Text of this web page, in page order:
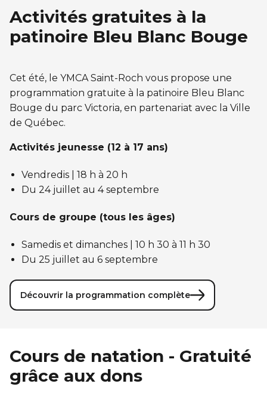
Activités gratuites à la
patinoire Bleu Blanc Bouge
Cet été, le YMCA Saint-Roch vous propose une
programmation gratuite à la patinoire Bleu Blanc
Bouge du parc Victoria, en partenariat avec la Ville
de Québec.
Activités jeunesse (12 à 17 ans)
Vendredis | 18 h à 20 h
Du 24 juillet au 4 septembre
Cours de groupe (tous les âges)
Samedis et dimanches | 10 h 30 à 11 h 30
Du 25 juillet au 6 septembre
Découvrir la programmation complète
Cours de natation - Gratuité
grâce aux dons